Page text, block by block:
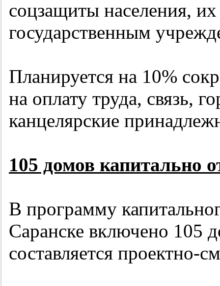
соцзащиты населения,
государственным
Планируется на 10%
на оплату труда, связь,
канцелярские
105 домов капитально
В программу
Саранске включено 105
составляется проектно-